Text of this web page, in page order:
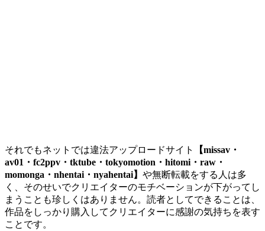
それでもネットでは違法アップロードサイト
【missav・
av01・fc2ppv・tktube・tokyomotion・hitomi・raw・
momonga・nhentai・nyahentai】 や無断転載をする人は多
く、そのせいでクリエイターのモチベーションが下がってし
まうことも珍しくはありません。読者としてできることは、
作品をしっかり購入してクリエイターに感謝の気持ちを表す
ことです。